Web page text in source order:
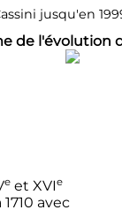
jusqu'en
de l'évolution
eet XVIe
avec